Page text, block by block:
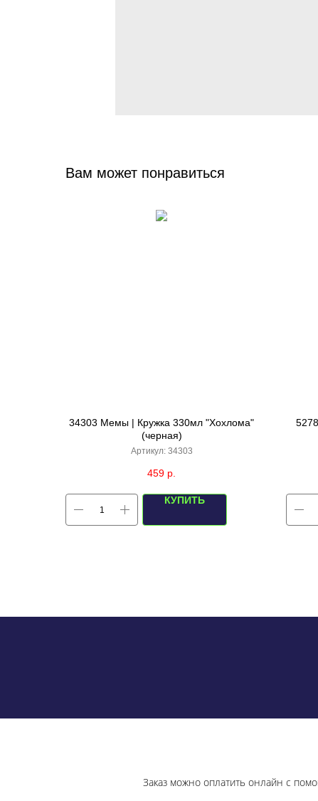
Вам может понравиться
34303 Мемы | Кружка 330мл "Хохлома"
(черная)
Артикул: 34303
459 р.
КУПИТЬ
Заказ можно оплатить онлайн с